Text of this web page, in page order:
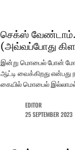
செக்ஸ்
(அவ்வப்போது
இன்று மொபைல் போன்
ஆட்டி வைக்கிறது என்பது
கையில் மொபைல்
EDITOR
25 SEPTEMBER 2023